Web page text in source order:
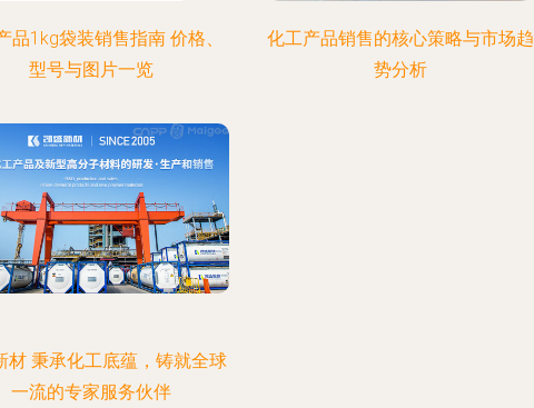
品1kg袋装销售指南 价格、
型号与图片一览
化工产品销售的核心策略与市场趋
势分析
材 秉承化工底蕴，铸就全球
一流的专家服务伙伴